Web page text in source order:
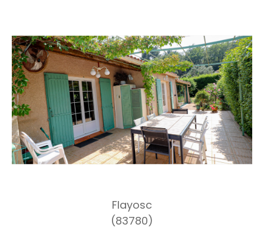
Flayosc
(83780)